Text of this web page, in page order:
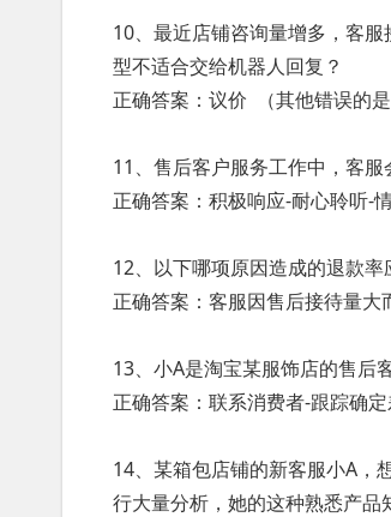
10、最近店铺咨询量增多，客
型不适合交给机器人回复？
正确答案：议价 （其他错误的
11、售后客户服务工作中，客
正确答案：积极响应-耐心聆听-
12、以下哪项原因造成的退款
正确答案：客服因售后接待量
13、小A是淘宝某服饰店的售后
正确答案：联系消费者-跟踪确
14、某箱包店铺的新客服小A，
行大量分析，她的这种熟悉产品